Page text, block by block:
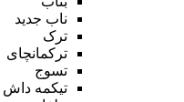
ناب جدید
ترک
ترکمانچای
تسوج
تیکمه داش